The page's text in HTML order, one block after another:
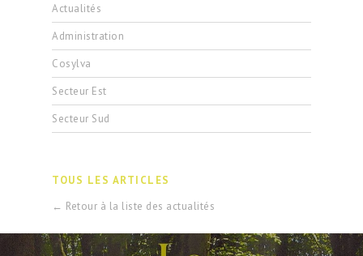
Actualités
Administration
Cosylva
Secteur Est
Secteur Sud
TOUS LES ARTICLES
← Retour à la liste des actualités